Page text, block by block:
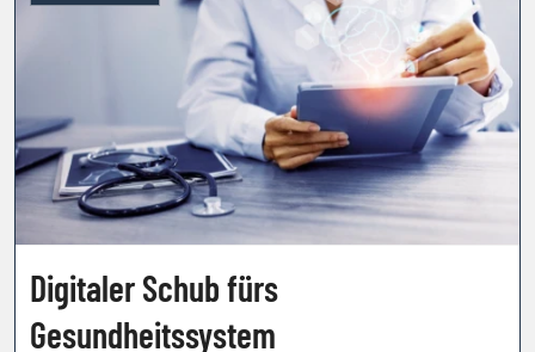
Digitaler Schub fürs
Gesundheitssystem